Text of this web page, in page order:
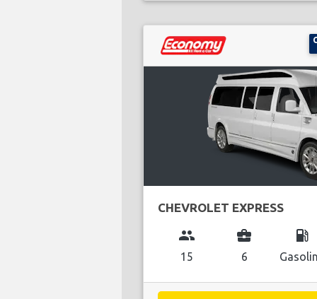
CHEVROLET EXPRESS
group
15
business_center
6
local_gas_station